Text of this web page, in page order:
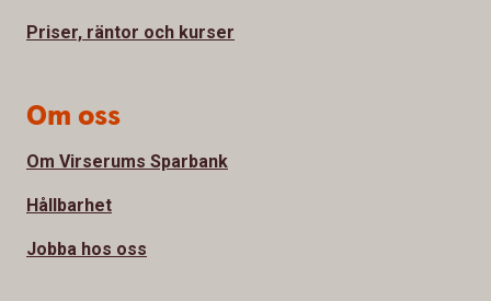
Priser, räntor och kurser
Om oss
Om Virserums Sparbank
Hållbarhet
Jobba hos oss